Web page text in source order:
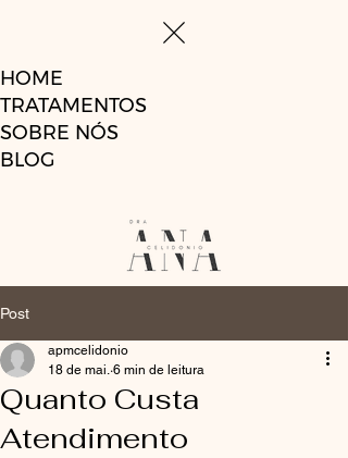
HOME
TRATAMENTOS
SOBRE NÓS
BLOG
Post
Quanto Custa
Atendimento
apmcelidonio
18 de mai. 6 min de leitura